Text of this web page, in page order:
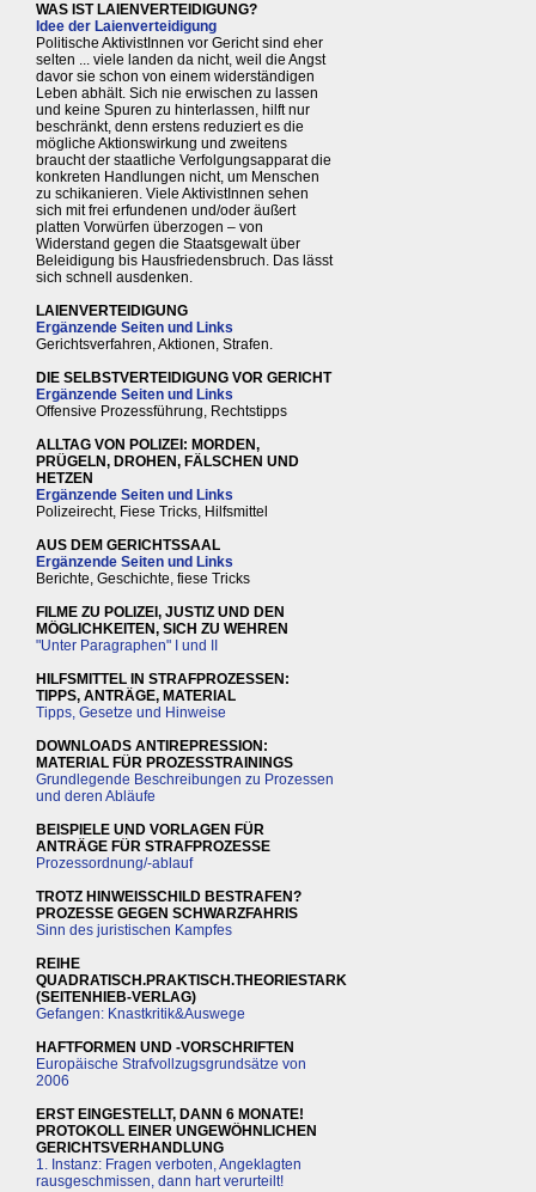
WAS IST LAIENVERTEIDIGUNG?
Idee der Laienverteidigung
Politische AktivistInnen vor Gericht sind eher
selten ... viele landen da nicht, weil die Angst
davor sie schon von einem widerständigen
Leben abhält. Sich nie erwischen zu lassen
und keine Spuren zu hinterlassen, hilft nur
beschränkt, denn erstens reduziert es die
mögliche Aktionswirkung und zweitens
braucht der staatliche Verfolgungsapparat die
konkreten Handlungen nicht, um Menschen
zu schikanieren. Viele AktivistInnen sehen
sich mit frei erfundenen und/oder äußert
platten Vorwürfen überzogen – von
Widerstand gegen die Staatsgewalt über
Beleidigung bis Hausfriedensbruch. Das lässt
sich schnell ausdenken.
LAIENVERTEIDIGUNG
Ergänzende Seiten und Links
Gerichtsverfahren, Aktionen, Strafen.
DIE SELBSTVERTEIDIGUNG VOR GERICHT
Ergänzende Seiten und Links
Offensive Prozessführung, Rechtstipps
ALLTAG VON POLIZEI: MORDEN,
PRÜGELN, DROHEN, FÄLSCHEN UND
HETZEN
Ergänzende Seiten und Links
Polizeirecht, Fiese Tricks, Hilfsmittel
AUS DEM GERICHTSSAAL
Ergänzende Seiten und Links
Berichte, Geschichte, fiese Tricks
FILME ZU POLIZEI, JUSTIZ UND DEN
MÖGLICHKEITEN, SICH ZU WEHREN
"Unter Paragraphen" I und II
HILFSMITTEL IN STRAFPROZESSEN:
TIPPS, ANTRÄGE, MATERIAL
Tipps, Gesetze und Hinweise
DOWNLOADS ANTIREPRESSION:
MATERIAL FÜR PROZESSTRAININGS
Grundlegende Beschreibungen zu Prozessen
und deren Abläufe
BEISPIELE UND VORLAGEN FÜR
ANTRÄGE FÜR STRAFPROZESSE
Prozessordnung/-ablauf
TROTZ HINWEISSCHILD BESTRAFEN?
PROZESSE GEGEN SCHWARZFAHRIS
Sinn des juristischen Kampfes
REIHE
QUADRATISCH.PRAKTISCH.THEORIESTARK
(SEITENHIEB-VERLAG)
Gefangen: Knastkritik&Auswege
HAFTFORMEN UND -VORSCHRIFTEN
Europäische Strafvollzugsgrundsätze von
2006
ERST EINGESTELLT, DANN 6 MONATE!
PROTOKOLL EINER UNGEWÖHNLICHEN
GERICHTSVERHANDLUNG
1. Instanz: Fragen verboten, Angeklagten
rausgeschmissen, dann hart verurteilt!